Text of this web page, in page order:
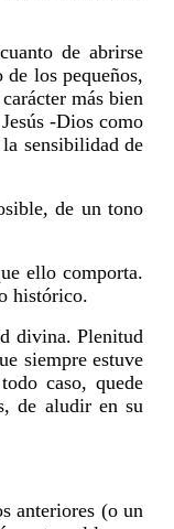
de abrirse
los pequeños,
más bien
-Dios como
sensibilidad de
de un tono
ello comporta.
histórico.
divina. Plenitud
siempre estuve
caso, quede
de aludir en su
anteriores (o un